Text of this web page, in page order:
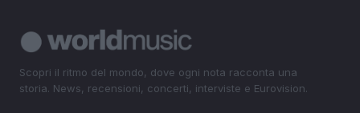
Scopri il ritmo del mondo, dove ogni nota racconta una
storia. News, recensioni, concerti, interviste e Eurovision.